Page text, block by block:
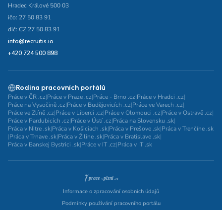
Hradec Králové 500 03
ičo: 27 50 83 91
dič: CZ 27 50 83 91
info@recruitis.io
+420 724 500 898
Rodina pracovních portálů
Práce v ČR .cz|Práce v Praze .cz|Práce - Brno .cz|Práce v Hradci .cz|
Práce na Vysočině .cz|Práce v Budějovicích .cz|Práce ve Varech .cz|
Práce ve Zlíně .cz|Práce v Liberci .cz|Práce v Olomouci .cz|Práce v Ostravě .cz|
Práce v Pardubicích .cz|Práce v Ústí .cz|Práca na Slovensku .sk|
Práca v Nitre .sk|Práca v Košiciach .sk|Práca v Prešove .sk|Práca v Trenčíne .sk
|Práca v Trnave .sk|Práca v Žiline .sk|Práca v Bratislave .sk|
Práca v Banskej Bystrici .sk|Práce v IT .cz|Práca v IT .sk
Informace o zpracování osobních údajů
Podmínky používání pracovního portálu